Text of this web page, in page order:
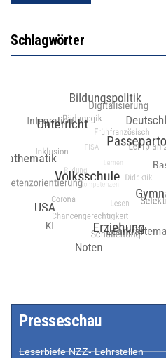
Schlagwörter
Presseschau
Leserbiefe NZZ- Lehrstellen